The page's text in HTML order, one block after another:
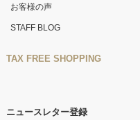
お客様の声
STAFF BLOG
TAX FREE SHOPPING
ニュースレター登録